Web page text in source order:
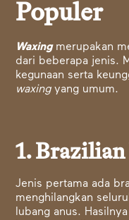
Populer
Waxing merupakan
dari beberapa jenis.
kegunaan serta
waxingyang umum.
1.
Jenis pertama ada
menghilangkan
lubang anus.